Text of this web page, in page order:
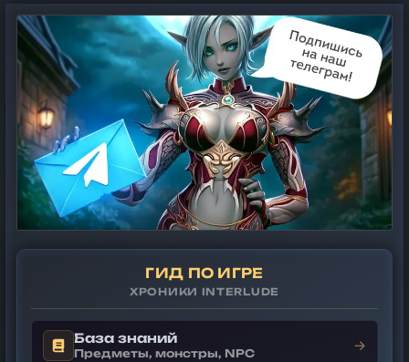
ГИД ПО ИГРЕ
ХРОНИКИ INTERLUDE
База знаний
Предметы, монстры, NPC →